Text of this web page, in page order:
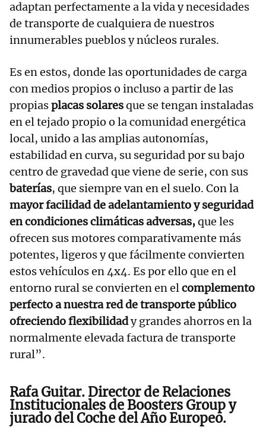
adaptan perfectamente a la vida y necesidades
de transporte de cualquiera de nuestros
innumerables pueblos y núcleos rurales.
Es en estos, donde las oportunidades de carga
con medios propios o incluso a partir de las
propiasplacas solaresque se tengan instaladas
en el tejado propio o la comunidad energética
local, unido a las amplias autonomías,
estabilidad en curva, su seguridad por su bajo
centro de gravedad que viene de serie, con sus
baterías, que siempre van en el suelo. Con la
mayor facilidad de adelantamiento y seguridad
en condiciones climáticas adversas,que les
ofrecen sus motores comparativamente más
potentes, ligeros y que fácilmente convierten
estos vehículos en 4x4. Es por ello que en el
entorno rural se convierten en elcomplemento
perfecto a nuestra red de transporte público
ofreciendo flexibilidady grandes ahorros en la
normalmente elevada factura de transporte
rural”.
Rafa Guitar. Director de Relaciones
Institucionales de Boosters Group y
jurado del Coche del Año Europeo.